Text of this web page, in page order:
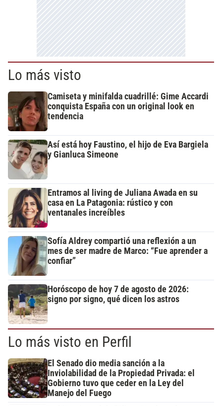
Lo más visto
Camiseta y minifalda cuadrillé: Gime Accardi
conquista España con un original look en
tendencia
Así está hoy Faustino, el hijo de Eva Bargiela
y Gianluca Simeone
Entramos al living de Juliana Awada en su
casa en La Patagonia: rústico y con
ventanales increíbles
Sofía Aldrey compartió una reflexión a un
mes de ser madre de Marco: “Fue aprender a
confiar”
Horóscopo de hoy 7 de agosto de 2026:
signo por signo, qué dicen los astros
Lo más visto en Perfil
El Senado dio media sanción a la
Inviolabilidad de la Propiedad Privada: el
Gobierno tuvo que ceder en la Ley del
Manejo del Fuego